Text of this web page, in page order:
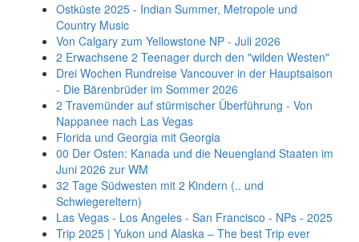
Ostküste 2025 - Indian Summer, Metropole und
Country Music
Von Calgary zum Yellowstone NP - Juli 2026
2 Erwachsene 2 Teenager durch den "wilden Westen"
Drei Wochen Rundreise Vancouver in der Hauptsaison
- Die Bärenbrüder im Sommer 2026
2 Travemünder auf stürmischer Überführung - Von
Nappanee nach Las Vegas
Florida und Georgia mit Georgia
00 Der Osten: Kanada und die Neuengland Staaten im
Juni 2026 zur WM
32 Tage Südwesten mit 2 Kindern (.. und
Schwiegereltern)
Las Vegas - Los Angeles - San Francisco - NPs - 2025
Trip 2025 | Yukon und Alaska – The best Trip ever